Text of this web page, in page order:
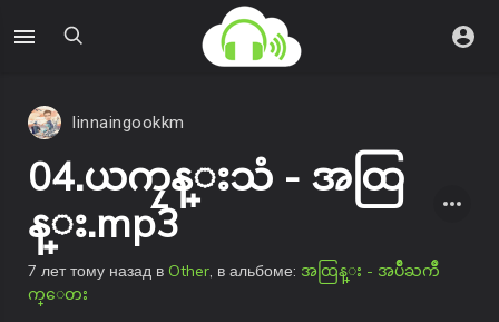
linnaingookkm
04.ယကၠန္းသံ - အထြ
န္း.mp3
7 лет тому назад в Other, в альбоме: အထြန္း - အပ်ိဳႀကိဳ
က္ေတး